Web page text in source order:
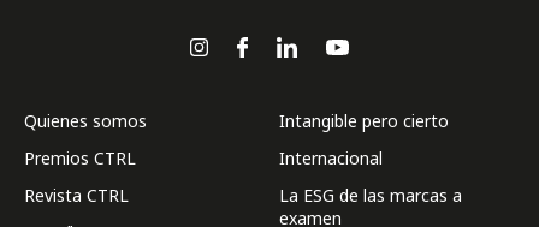
Quienes somos
Premios CTRL
Revista CTRL
Intangible pero cierto
Internacional
La ESG de las marcas a
examen